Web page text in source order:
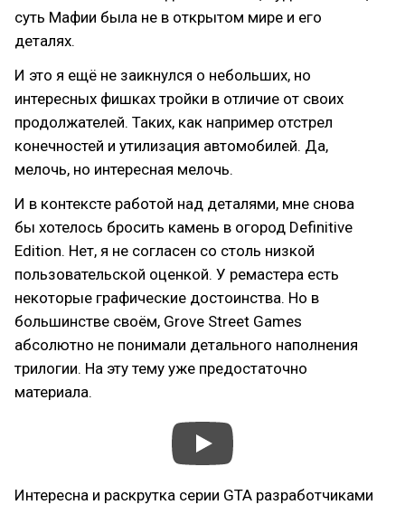
суть Мафии была не в открытом мире и его
деталях.
И это я ещё не заикнулся о небольших, но
интересных фишках тройки в отличие от своих
продолжателей. Таких, как например отстрел
конечностей и утилизация автомобилей. Да,
мелочь, но интересная мелочь.
И в контексте работой над деталями, мне снова
бы хотелось бросить камень в огород Definitive
Edition. Нет, я не согласен со столь низкой
пользовательской оценкой. У ремастера есть
некоторые графические достоинства. Но в
большинстве своём, Grove Street Games
абсолютно не понимали детального наполнения
трилогии. На эту тему уже предостаточно
материала.
Интересна и раскрутка серии GTA разработчиками